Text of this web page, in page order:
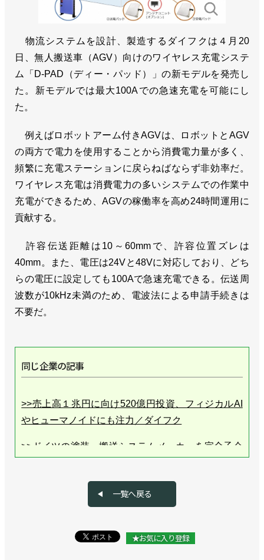
物流システムを設計、製造するダイフクは４月20
日、無人搬送車（AGV）向けのワイヤレス充電システ
ム「D-PAD（ディー・パッド）」の新モデルを発売し
た。新モデルでは最大100Aでの急速充電を可能にし
た。
例えばロボットアーム付きAGVは、ロボットとAGV
の両方で電力を使用することから消費電力量が多く、
頻繁に充電ステーションに戻らねばならず非効率だ。
ワイヤレス充電は消費電力の多いシステムでの作業中
充電ができるため、AGVの稼働率を高め24時間運用に
貢献する。
許容伝送距離は10～60mmで、許容位置ズレは
40mm。また、電圧は24Vと48Vに対応しており、どち
らの電圧に設定しても100Aで急速充電できる。伝送周
波数が10kHz未満のため、電波法による申請手続きは
不要だ。
同じ企業の記事
>>売上高１兆円に向け520億円投資、フィジカルAI
やヒューマノイドにも注力／ダイフク
>>ドイツの塗装・搬送システムメーカーを完全子会
>>AIなど先端技術の開発拠点、東京Lab開設／ダイ
>>米国の新工場棟で生産能力を増強、国内にも新た
に研究開発拠点／ダイフク
一覧へ戻る
★お気に入り登録